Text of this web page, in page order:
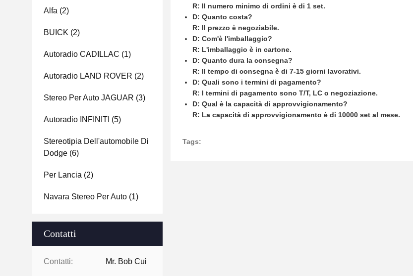
Alfa (2)
BUICK (2)
Autoradio CADILLAC (1)
Autoradio LAND ROVER (2)
Stereo Per Auto JAGUAR (3)
Autoradio INFINITI (5)
Stereotipia Dell'automobile Di
Dodge (6)
Per Lancia (2)
Navara Stereo Per Auto (1)
Contatti
Contatti: Mr. Bob Cui
R: Il numero minimo di ordini è di 1 set.
D: Quanto costa?
R: Il prezzo è negoziabile.
D: Com'è l'imballaggio?
R: L'imballaggio è in cartone.
D: Quanto dura la consegna?
R: Il tempo di consegna è di 7-15 giorni lavorativi.
D: Quali sono i termini di pagamento?
R: I termini di pagamento sono T/T, LC o negoziazione.
D: Qual è la capacità di approvvigionamento?
R: La capacità di approvvigionamento è di 10000 set al mese.
Tags: